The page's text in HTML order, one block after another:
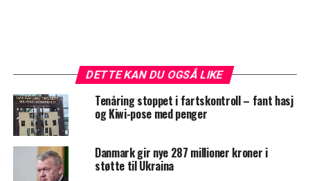
DETTE KAN DU OGSÅ LIKE
Tenåring stoppet i fartskontroll – fant hasj
og Kiwi-pose med penger
Danmark gir nye 287 millioner kroner i
støtte til Ukraina